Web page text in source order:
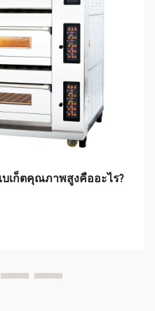
เก็ตคุณภาพสูงคืออะไร?